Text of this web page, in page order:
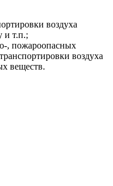
воздуха
и т.п.;
, пожароопасных
воздуха
веществ.